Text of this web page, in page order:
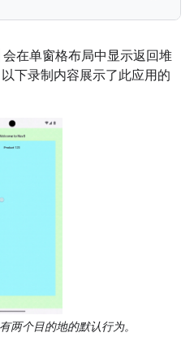
会在单窗格布局中显示返回堆
下录制内容展示了此应用的
两个目的地的默认行为。